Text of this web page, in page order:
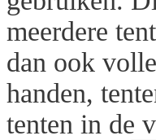
meerdere
dan ook
handen,
tenten in de